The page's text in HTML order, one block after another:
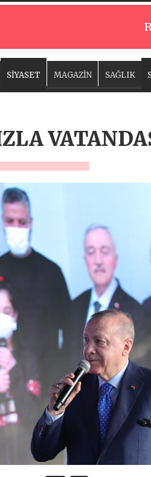
SİYASET MAGAZİN SAĞLIK